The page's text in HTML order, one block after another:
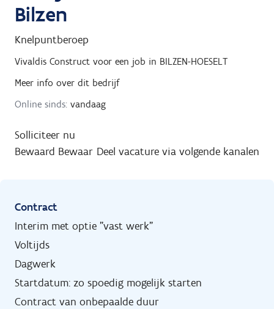
Bilzen
Knelpuntberoep
Vivaldis Construct voor een job in BILZEN-HOESELT
Meer info over dit bedrijf
Online sinds: vandaag
Solliciteer nu
Bewaard Bewaar Deel vacature via volgende kanalen
Contract
Interim met optie "vast werk"
Voltijds
Dagwerk
Startdatum: zo spoedig mogelijk starten
Contract van onbepaalde duur